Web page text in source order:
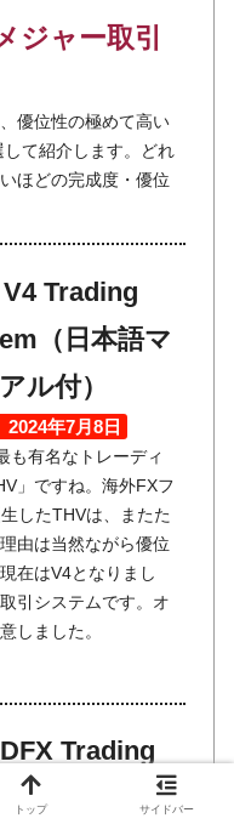
ジャー取引
優位性の極めて高い
て紹介します。どれ
ほどの完成度・優位
Trading
（日本語マ
ル付）
2024年7月8日
も有名なトレーディ
」ですね。海外FXフ
したTHVは、またた
由は当然ながら優位
在はV4となりまし
引システムです。オ
しました。
Trading
（日本語マ
トップ サイドバー